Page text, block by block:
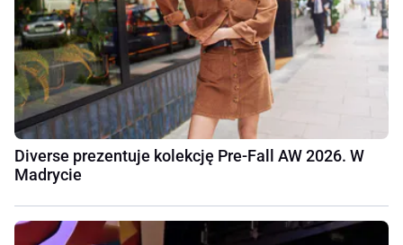
Diverse prezentuje kolekcję Pre-Fall AW 2026. W
Madrycie